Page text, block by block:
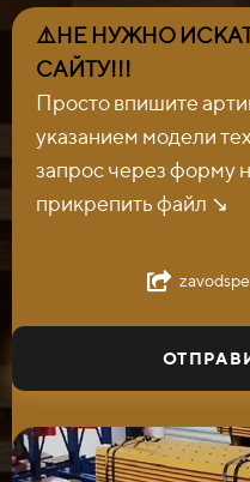
⚠️НЕ НУЖНО
САЙТУ!!!
Просто впишите
указанием модели
запрос через форму
прикрепить файл ↘️